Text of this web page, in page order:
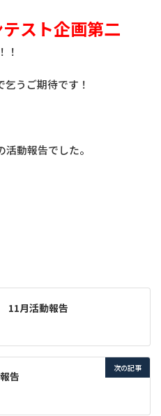
テスト企画第二
！
うご期待です！
動報告でした。
11月活動報告
次の記事
告